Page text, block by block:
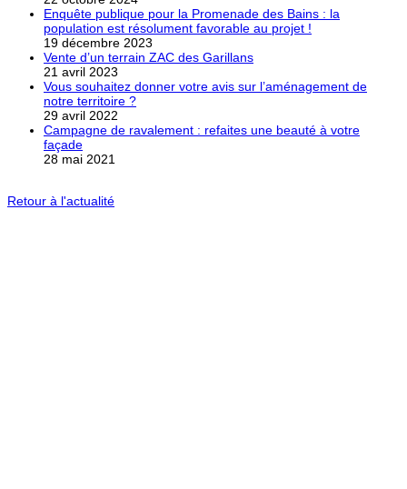
Enquête publique pour la Promenade des Bains : la
population est résolument favorable au projet !
19 décembre 2023
Vente d’un terrain ZAC des Garillans
21 avril 2023
Vous souhaitez donner votre avis sur l’aménagement de
notre territoire ?
29 avril 2022
Campagne de ravalement : refaites une beauté à votre
façade
28 mai 2021
Retour à l'actualité